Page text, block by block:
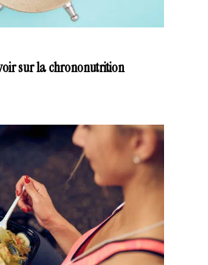
sur la chrononutrition